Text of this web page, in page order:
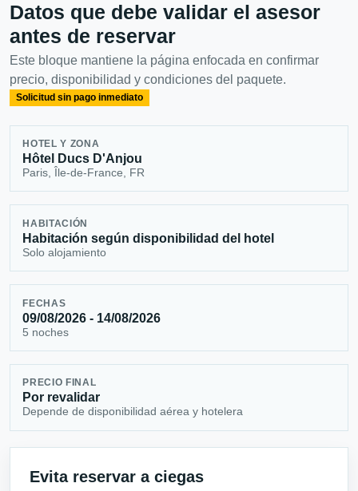
Datos que debe validar el asesor
antes de reservar
Este bloque mantiene la página enfocada en confirmar
precio, disponibilidad y condiciones del paquete.
Solicitud sin pago inmediato
HOTEL Y ZONA
Hôtel Ducs D'Anjou
Paris, Île-de-France, FR
HABITACIÓN
Habitación según disponibilidad del hotel
Solo alojamiento
FECHAS
09/08/2026 - 14/08/2026
5 noches
PRECIO FINAL
Por revalidar
Depende de disponibilidad aérea y hotelera
Evita reservar a ciegas